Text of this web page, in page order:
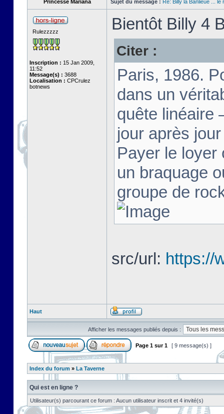
Princesse Mariana Sujet du message : Re: Billy la Banlieue ... le
Rulezzzzz
Inscription : 15 Jan 2009,
11:52
Message(s) : 3688
Localisation : CPCrulez
botnews
Bientôt Billy 4
Citer :
Paris, 1986.
dans un
quête linéaire
jour après
Payer le loyer
un braquage
groupe de
src/url: https://
Haut
Afficher les messages publiés depuis :
Page 1 sur1 [ 9 message(s) ]
Index du forum » La Taverne
Qui est en ligne ?
Utilisateur(s) parcourant ce forum : Aucun utilisateur inscrit et 4 invité(s)